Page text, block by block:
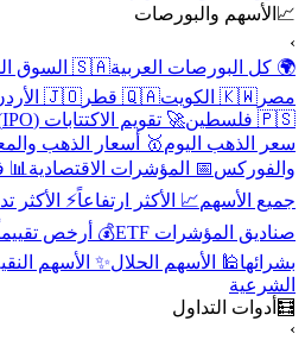
📈 الأسهم والبورصات
›
🌍 كل البورصات العربية🇸🇦 السوق السعودية
مصر 🇰🇼 الكويت 🇶🇦 قطر 🇯🇴 الأردن
🇵🇸 فلسطين
🚀 تقويم الاكتتابات (IPO)
سعر الذهب اليوم🥇 أسعار الذهب
والفوركس📅 المؤشرات الاقتصادية 📊
جميع الأسهم📈 الأكثر ارتفاعاً⚡ الأكثر
صناديق المؤشرات ETF
💰 أرخص
بشرائها🕌 الأسهم الحلال✨ الأسهم
الشرعية
🧮 أدوات التداول
›